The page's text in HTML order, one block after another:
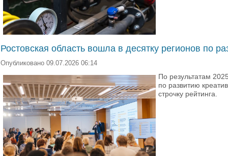
Ростовская область вошла в десятку регионов по
Опубликовано 09.07.2026 06:14
По результатам
по развитию
строчку рейтинга.